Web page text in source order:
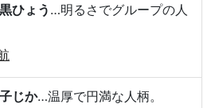
ひょう …明るさでグループの人
じか…温厚で円満な人柄。